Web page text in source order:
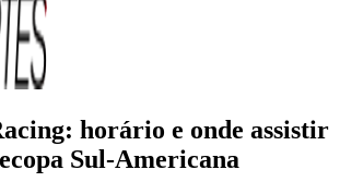
horário e onde assistir
Sul-Americana